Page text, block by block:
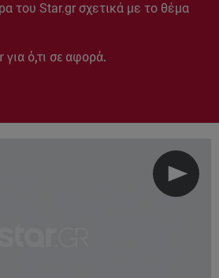
του Star.gr σχετικά με το θέμα
για ό,τι σε αφορά.